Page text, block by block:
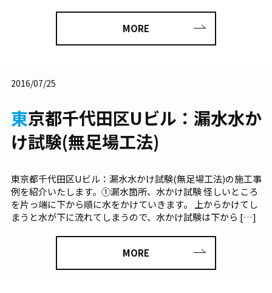
MORE
2016/07/25
東京都千代田区Uビル：漏水水か
け試験(無足場工法)
東京都千代田区Uビル：漏水水かけ試験(無足場工法)の施工事
例を紹介いたします。①漏水箇所、水かけ試験 怪しいところ
を片っ端に下から順に水をかけていきます。 上からかけてし
まうと水が下に流れてしまうので、水かけ試験は下から […]
MORE